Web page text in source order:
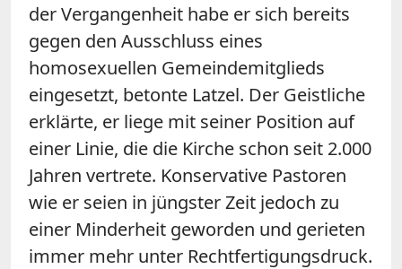
der Vergangenheit habe er sich bereits
gegen den Ausschluss eines
homosexuellen Gemeindemitglieds
eingesetzt, betonte Latzel. Der Geistliche
erklärte, er liege mit seiner Position auf
einer Linie, die die Kirche schon seit 2.000
Jahren vertrete. Konservative Pastoren
wie er seien in jüngster Zeit jedoch zu
einer Minderheit geworden und gerieten
immer mehr unter Rechtfertigungsdruck.